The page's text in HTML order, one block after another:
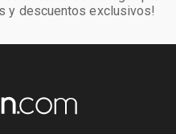
y descuentos exclusivos!